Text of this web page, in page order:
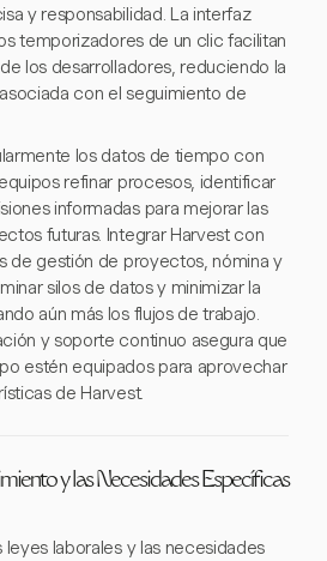
y responsabilidad. La interfaz
temporizadores de un clic facilitan
los desarrolladores, reduciendo la
con el seguimiento de
los datos de tiempo con
refinar procesos, identificar
informadas para mejorar las
futuras. Integrar Harvest con
de gestión de proyectos, nómina y
silos de datos y minimizar la
aún más los flujos de trabajo.
y soporte continuo asegura que
estén equipados para aprovechar
de Harvest.
y las Necesidades Específicas
laborales y las necesidades